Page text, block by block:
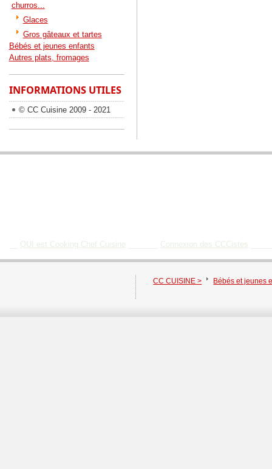
churros...
Glaces
Gros gâteaux et tartes
Bébés et jeunes enfants
Autres plats, fromages
INFORMATIONS UTILES
© CC Cuisine 2009 - 2021
QUI est Cooking Chef Cuisine Connexion des CCCistes
CC CUISINE > Bébés et jeunes